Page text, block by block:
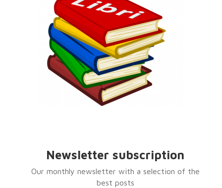
Newsletter subscription
Our monthly newsletter with a selection of the
best posts